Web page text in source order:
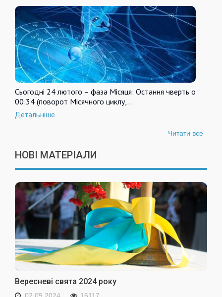
Сьогодні 24 лютого – фаза Місяця: Остання чверть о
00:34 (поворот Місячного циклу,…
Детальніше
Читати все
НОВІ МАТЕРІАЛИ
Вересневі свята 2024 року